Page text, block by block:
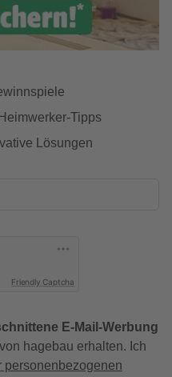
Tipps
Lösungen
Friendly Captcha
E-Mail-Werbung
hagebau erhalten. Ich
personenbezogenen